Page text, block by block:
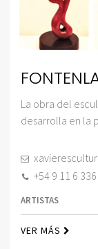
La obra del
desarrolla en la
+54 9 11 6
ARTISTAS
VER MÁS